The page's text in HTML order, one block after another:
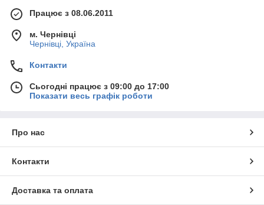
Працює з 08.06.2011
м. Чернівці
Чернівці, Україна
Контакти
Сьогодні працює з 09:00 до 17:00
Показати весь графік роботи
Про нас
Контакти
Доставка та оплата